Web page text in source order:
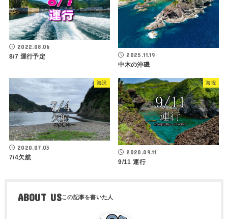
2022.08.06
8/7 運行予定 2025.11.19
中木の沖磯
海況
2020.07.03
7/4欠航
海況
2020.09.11
9/11 運行
ABOUT US